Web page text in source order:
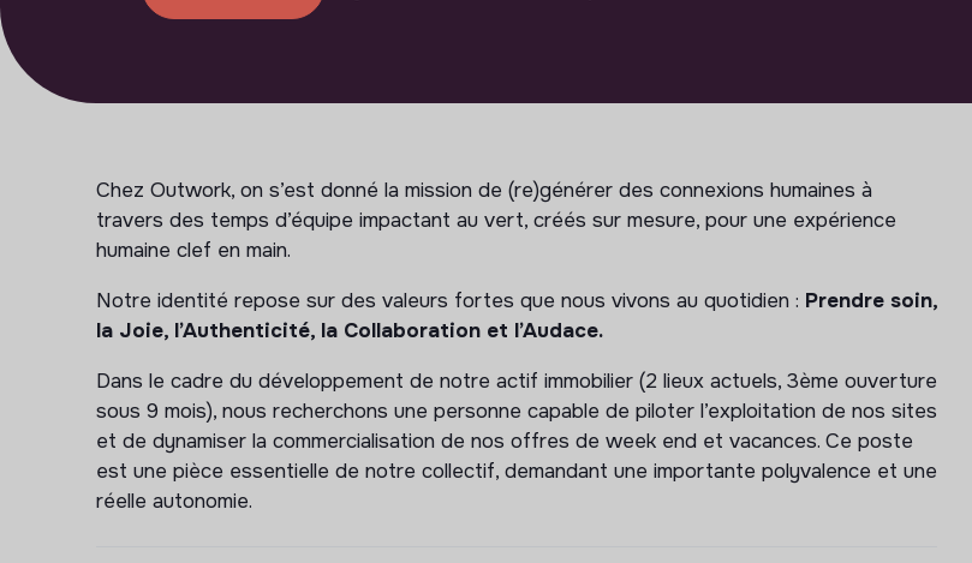
Chez Outwork, on s’est donné la mission de (re)générer des connexions humaines à
travers des temps d’équipe impactant au vert, créés sur mesure, pour une expérience
humaine clef en main.
Notre identité repose sur des valeurs fortes que nous vivons au quotidien : Prendre soin,
la Joie, l’Authenticité, la Collaboration et l’Audace.
Dans le cadre du développement de notre actif immobilier (2 lieux actuels, 3ème ouverture
sous 9 mois), nous recherchons une personne capable de piloter l’exploitation de nos sites
et de dynamiser la commercialisation de nos offres de week end et vacances. Ce poste
est une pièce essentielle de notre collectif, demandant une importante polyvalence et une
réelle autonomie.